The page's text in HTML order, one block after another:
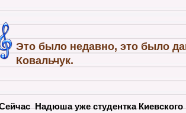
Это было недавно, это было
Ковальчук.
Надюша уже студентка Киевского